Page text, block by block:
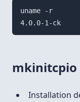
uname -r
4.0.0-1-ck
mkinitcpio
Installation